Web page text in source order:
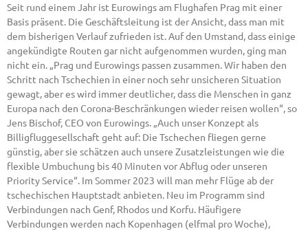
Seit rund einem Jahr ist Eurowings am Flughafen Prag mit einer
Basis präsent. Die Geschäftsleitung ist der Ansicht, dass man mit
dem bisherigen Verlauf zufrieden ist. Auf den Umstand, dass einige
angekündigte Routen gar nicht aufgenommen wurden, ging man
nicht ein. „Prag und Eurowings passen zusammen. Wir haben den
Schritt nach Tschechien in einer noch sehr unsicheren Situation
gewagt, aber es wird immer deutlicher, dass die Menschen in ganz
Europa nach den Corona-Beschränkungen wieder reisen wollen“, so
Jens Bischof, CEO von Eurowings. „Auch unser Konzept als
Billigfluggesellschaft geht auf: Die Tschechen fliegen gerne
günstig, aber sie schätzen auch unsere Zusatzleistungen wie die
flexible Umbuchung bis 40 Minuten vor Abflug oder unseren
Priority Service“. Im Sommer 2023 will man mehr Flüge ab der
tschechischen Hauptstadt anbieten. Neu im Programm sind
Verbindungen nach Genf, Rhodos und Korfu. Häufigere
Verbindungen werden nach Kopenhagen (elfmal pro Woche),